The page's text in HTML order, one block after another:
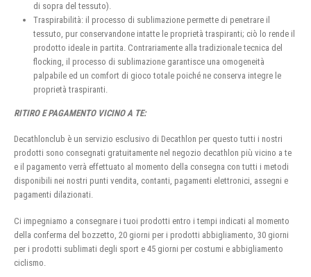
di sopra del tessuto).
Traspirabilità: il processo di sublimazione permette di penetrare il
tessuto, pur conservandone intatte le proprietà traspiranti; ciò lo rende il
prodotto ideale in partita. Contrariamente alla tradizionale tecnica del
flocking, il processo di sublimazione garantisce una omogeneità
palpabile ed un comfort di gioco totale poiché ne conserva integre le
proprietà traspiranti.
RITIRO E PAGAMENTO VICINO A TE:
Decathlonclub è un servizio esclusivo di Decathlon per questo tutti i nostri
prodotti sono consegnati gratuitamente nel negozio decathlon più vicino a te
e il pagamento verrà effettuato al momento della consegna con tutti i metodi
disponibili nei nostri punti vendita, contanti, pagamenti elettronici, assegni e
pagamenti dilazionati.
Ci impegniamo a consegnare i tuoi prodotti entro i tempi indicati al momento
della conferma del bozzetto, 20 giorni per i prodotti abbigliamento, 30 giorni
per i prodotti sublimati degli sport e 45 giorni per costumi e abbigliamento
ciclismo.